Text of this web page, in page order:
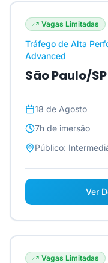
Vagas Limitadas
Tráfego de Alta
Advanced
São Paulo/SP
18 de Agosto
7h de imersão
Público:
Ver
Vagas Limitadas